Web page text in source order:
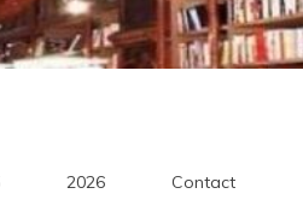
2026 Contact